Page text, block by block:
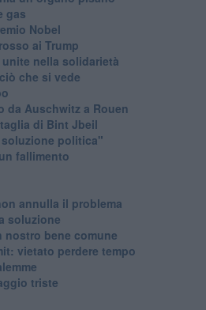
gas
Nobel
ai Trump
nella solidarietà
che si vede
da Auschwitz a Rouen
di Bint Jbeil
politica"
fallimento
annulla il problema
soluzione
bene comune
vietato perdere tempo
triste